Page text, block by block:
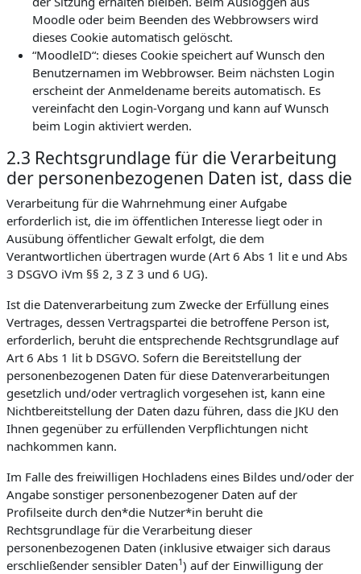
Moodle oder beim Beenden des Webbrowsers wird
dieses Cookie automatisch gelöscht.
“MoodleID“: dieses Cookie speichert auf Wunsch den
Benutzernamen im Webbrowser. Beim nächsten Login
erscheint der Anmeldename bereits automatisch. Es
vereinfacht den Login-Vorgang und kann auf Wunsch
beim Login aktiviert werden.
2.3 Rechtsgrundlage für die Verarbeitung
der personenbezogenen Daten ist, dass die
Verarbeitung für die Wahrnehmung einer Aufgabe
erforderlich ist, die im öffentlichen Interesse liegt oder in
Ausübung öffentlicher Gewalt erfolgt, die dem
Verantwortlichen übertragen wurde (Art 6 Abs 1 lit e und Abs
3 DSGVO iVm §§ 2, 3 Z 3 und 6 UG).
Ist die Datenverarbeitung zum Zwecke der Erfüllung eines
Vertrages, dessen Vertragspartei die betroffene Person ist,
erforderlich, beruht die entsprechende Rechtsgrundlage auf
Art 6 Abs 1 lit b DSGVO. Sofern die Bereitstellung der
personenbezogenen Daten für diese Datenverarbeitungen
gesetzlich und/oder vertraglich vorgesehen ist, kann eine
Nichtbereitstellung der Daten dazu führen, dass die JKU den
Ihnen gegenüber zu erfüllenden Verpflichtungen nicht
nachkommen kann.
Im Falle des freiwilligen Hochladens eines Bildes und/oder der
Angabe sonstiger personenbezogener Daten auf der
Profilseite durch den*die Nutzer*in beruht die
Rechtsgrundlage für die Verarbeitung dieser
personenbezogenen Daten (inklusive etwaiger sich daraus
erschließender sensibler Daten1) auf der Einwilligung der